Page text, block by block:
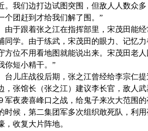
。我们边打边试图突围，但敌人人数众
个团赶到才给我们解了围。”
由于跟着张之江在指挥部里，宋茂田能
同学。由于练武，宋茂田的眼力、记忆
方位不用看地图就能说出来。宋茂田老
你短小精干。”
台儿庄战役后期，张之江曾经给李宗仁
，张馆长（张之江）建议李长官，敌人
军夜袭喜峰口之战，给鬼子来次大范围
时候，第二集团军多次组织敢死队，利
，收复大片阵地。